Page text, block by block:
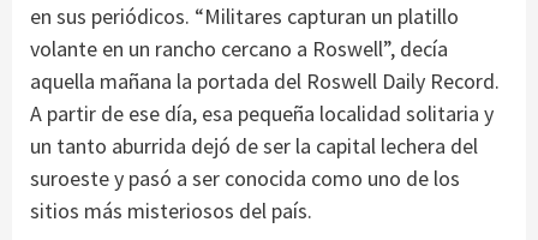
en sus periódicos. “Militares capturan un platillo
volante en un rancho cercano a Roswell”, decía
aquella mañana la portada del Roswell Daily Record.
A partir de ese día, esa pequeña localidad solitaria y
un tanto aburrida dejó de ser la capital lechera del
suroeste y pasó a ser conocida como uno de los
sitios más misteriosos del país.